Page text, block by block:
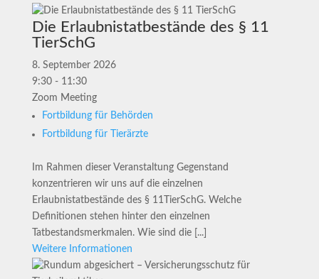
Die Erlaubnistatbestände des § 11
TierSchG
8. September 2026
9:30 - 11:30
Zoom Meeting
Fortbildung für Behörden
Fortbildung für Tierärzte
Im Rahmen dieser Veranstaltung Gegenstand
konzentrieren wir uns auf die einzelnen
Erlaubnistatbestände des § 11TierSchG. Welche
Definitionen stehen hinter den einzelnen
Tatbestandsmerkmalen. Wie sind die [...]
Weitere Informationen